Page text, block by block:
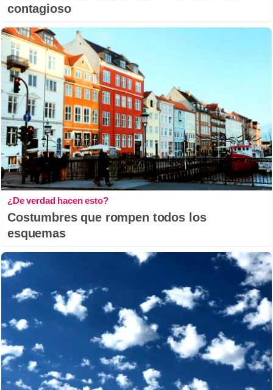
contagioso
¿De verdad hacen esto?
Costumbres que rompen todos los
esquemas